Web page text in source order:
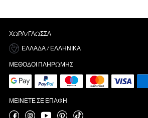
ΧΏΡΑ/ΓΛΏΣΣΑ
ΕΛΛΆΔΑ / ΕΛΛΗΝΙΚΆ
ΜΈΘΟΔΟΙ ΠΛΗΡΩΜΉΣ
ΜΕΊΝΕΤΕ ΣΕ ΕΠΑΦΉ